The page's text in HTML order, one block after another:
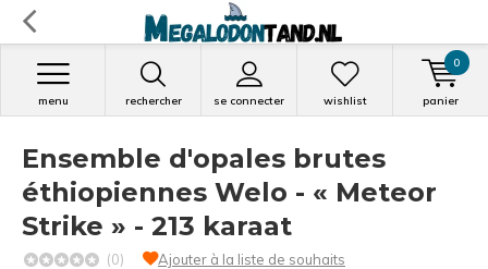
rechercher se connecter
menu wishlist panier
0
Ensemble d'opales brutes
éthiopiennes Welo - « Meteor
Strike » - 213 karaat
(0) Ajouter à la liste de souhaits